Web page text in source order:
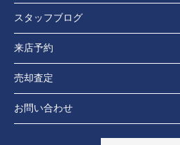
スタッフブログ
来店予約
売却査定
お問い合わせ